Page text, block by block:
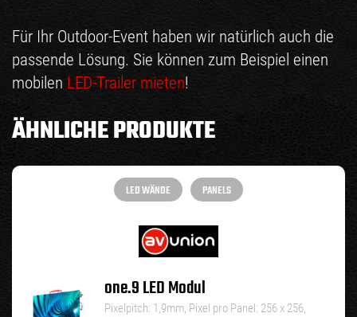
Für Ihr Outdoor-Event haben wir natürlich auch die
passende Lösung. Sie können zum Beispiel einen
mobilen LED-Trailer mieten!
ÄHNLICHE PRODUKTE
LED WÄNDE PANELS
one.9 LED Modul
Pixelpitch: 1,9mm, Pixel pro Panel: 256 x 256,